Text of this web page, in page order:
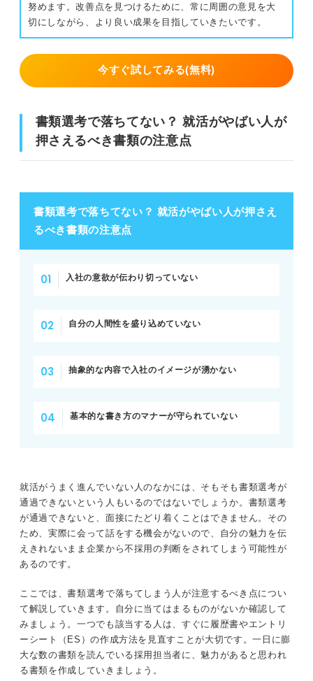
努めます。改善点を見つけるために、常に周囲の意見を大
切にしながら、より良い成果を目指していきたいです。
今すぐ試してみる(無料)
書類選考で落ちてない？ 就活がやばい人が
押さえるべき書類の注意点
書類選考で落ちてない？ 就活がやばい人が押さえ
るべき書類の注意点
入社の意欲が伝わり切っていない
自分の人間性を盛り込めていない
抽象的な内容で入社のイメージが湧かない
基本的な書き方のマナーが守られていない
就活がうまく進んでいない人のなかには、そもそも書類選考が
通過できないという人もいるのではないでしょうか。書類選考
が通過できないと、面接にたどり着くことはできません。その
ため、実際に会って話をする機会がないので、自分の魅力を伝
えきれないまま企業から不採用の判断をされてしまう可能性が
あるのです。
ここでは、書類選考で落ちてしまう人が注意するべき点につい
て解説していきます。自分に当てはまるものがないか確認して
みましょう。一つでも該当する人は、すぐに履歴書やエントリ
ーシート（ES）の作成方法を見直すことが大切です。一日に膨
大な数の書類を読んでいる採用担当者に、魅力があると思われ
る書類を作成していきましょう。